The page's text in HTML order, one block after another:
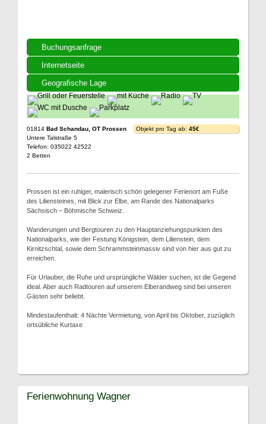
Buchungsanfrage
Internetseite
Geografische Lage
01814 Bad Schandau, OT Prossen
Untere Talstraße 5
Telefon: 035022 42522
2 Betten
Objekt pro Tag ab: 45€
Prossen ist ein ruhiger, malerisch schön gelegener Ferienort am Fuße
des Liliensteines, mit Blick zur Elbe, am Rande des Nationalparks
Sächsisch – Böhmische Schweiz.
Wanderungen und Bergtouren zu den Hauptanziehungspunkten des
Nationalparks, wie der Festung Königstein, dem Lilienstein, dem
Kirnitzschtal, sowie dem Schrammsteinmassiv sind von hier aus gut zu
erreichen.
Für Urlauber, die Ruhe und ursprüngliche Wälder suchen, ist die Gegend
ideal. Aber auch Radtouren auf unserem Elberandweg sind bei unseren
Gästen sehr beliebt.
Mindestaufenthalt: 4 Nächte Vermietung, von April bis Oktober, zuzüglich
ortsübliche Kurtaxe
Ferienwohnung Wagner